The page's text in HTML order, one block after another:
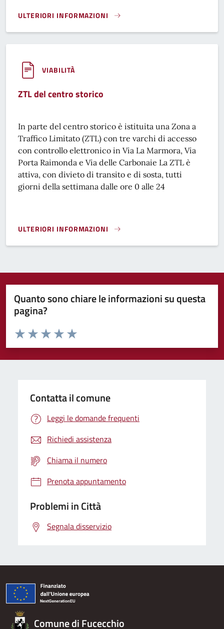
ULTERIORI INFORMAZIONI
APU DI POGGIO SALAMARTANO}
VIABILITÀ
ZTL del centro storico
In parte del centro storico è istituita una Zona a
Traffico Limitato (ZTL) con tre varchi di accesso
con controllo elettronico in Via La Marmora, Via
Porta Raimonda e Via delle Carbonaie La ZTL è
attiva, con divieto di transito e di sosta, tutti
giorni della settimana dalle ore 0 alle 24
ULTERIORI INFORMAZIONI
ZTL DEL CENTRO STORICO}
Quanto sono chiare le informazioni su questa
pagina?
Domanda
Valuta da 1 a 5 stelle la pagina
Valuta 5 stelle su 5
Valuta 4 stelle su 5
Valuta 3 stelle su 5
Valuta 2 stelle su 5
Valuta 1 stelle su 5
Contatta il comune
Leggi le domande frequenti
Richiedi assistenza
Chiama il numero
Prenota appuntamento
Problemi in Città
Segnala disservizio
Comune di Fucecchio